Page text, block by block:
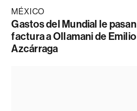
MÉXICO
Gastos del Mundial le pasan
factura a Ollamani de Emilio
Azcárraga